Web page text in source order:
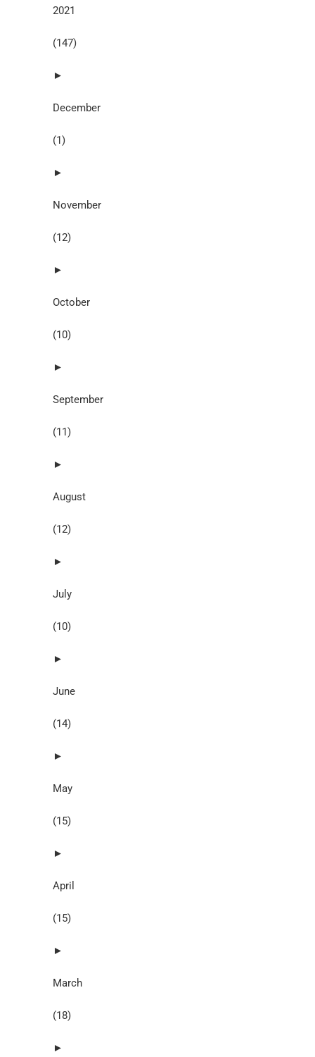
2021
(147)
►
December
(1)
►
November
(12)
►
October
(10)
►
September
(11)
►
August
(12)
►
July
(10)
►
June
(14)
►
May
(15)
►
April
(15)
►
March
(18)
►